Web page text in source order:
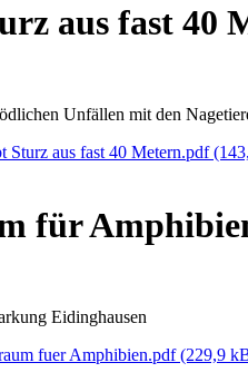
aus fast 40
Unfällen mit den
Sturz aus fast 40 Metern.pdf
für
Eidinghausen
fuer Amphibien.pdf(229,9